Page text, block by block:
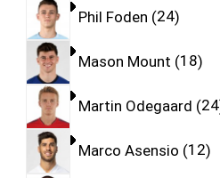
Phil Foden 24
Mason Mount 18
Martin Odegaard 24
Marco Asensio 12